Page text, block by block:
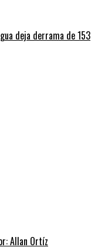
deja derrama de 153
Allan Ortíz